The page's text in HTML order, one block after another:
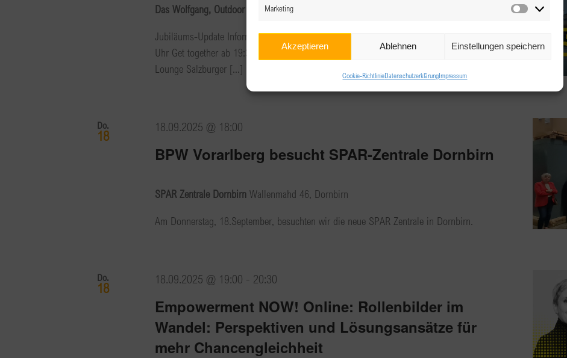
Marketing
Marketing
Akzeptieren Ablehnen Einstellungen speichern
Cookie-RichtlinieDatenschutzerklärungImpressum
Das Wolfgang, Outdoor Lounge, Salzburg Airport
Jubiläums-Update Informationen folgen in Kürze. Wann: Dienstag, 09.09.2025 ab 18:00
Uhr Get together ab 19:30 Uhr Besprechungsbeginn Wo: Das Wolfgang - Panorama
Lounge Salzburger [...]
Do.
18
BPW Vorarlberg besucht SPAR-Zentrale Dornbirn
18.09.2025 @ 18:00
SPAR Zentrale DornbirnWallenmahd 46, Dornbirn
Am Donnerstag, 18.September, besuchten wir die neue SPAR Zentrale in Dornbirn.
Do.
18
Empowerment NOW! Online: Rollenbilder im
Wandel: Perspektiven und Lösungsansätze für
mehr Chancengleichheit
18.09.2025 @ 19:00 - 20:30